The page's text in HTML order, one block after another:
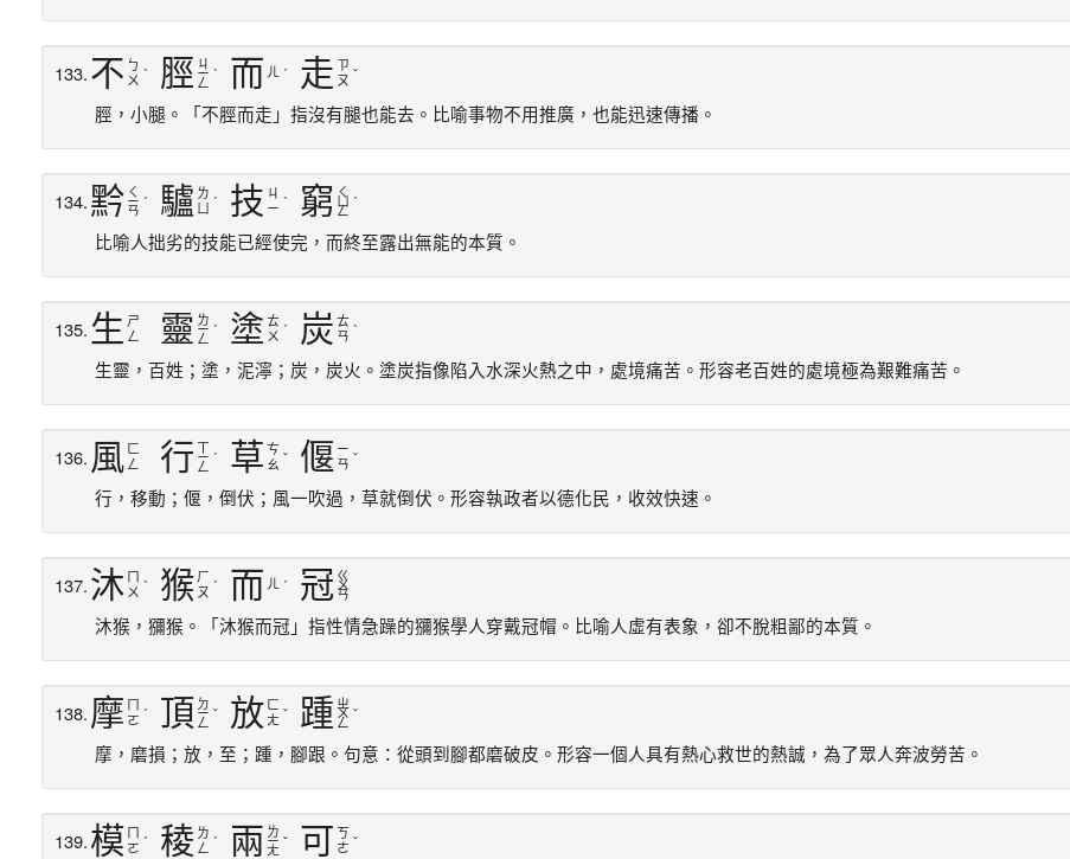
133.不 ㄅ
ㄨ ˋ 脛 ㄐ
ㄧ
ㄥ
ˋ 而 ㄦ ˊ 走
ㄗ
ㄡ ˇ
脛，小腿。「不脛而走」指沒有腿也能去。比喻事物不用推廣，也能迅速傳播。
134.黔 ㄑ
ㄧ
ㄢ
ˊ 驢 ㄌ
ˊ 技 ㄐ
ㄧ ˋ 窮 ㄑ
ㄩ
ㄥ
ˊ
比喻人拙劣的技能已經使完，而終至露出無能的本質。
135.生 ㄕ
ㄥ
靈 ㄌ
ㄧ
ㄥ
ˊ 塗 ㄊ
ㄨ ˊ 炭 ㄊ
ㄢ ˋ
生靈，百姓；塗，泥濘；炭，炭火。塗炭指像陷入水深火熱之中，處境痛苦。形容老百姓的處境極為艱難痛苦。
136. 風 ㄈ
ㄥ
行 ㄧ
ㄥ
ˊ 草 ㄘ
ㄠ ˇ 偃 ㄧ
ㄢ ˇ
行，移動；偃，倒伏；風一吹過，草就倒伏。形容執政者以德化民，收效快速。
137.沐 ㄨ ˋ 猴 ㄏ
ㄡ ˊ 而 ㄦ ˊ 冠 ㄍ
ㄨ
ㄢ
沐猴，獼猴。「沐猴而冠」指性情急躁的獼猴學人穿戴冠帽。比喻人虛有表象，卻不脫粗鄙的本質。
138. 摩 ㄛ ˊ 頂 ㄉ
ㄧ
ㄥ
ˇ 放 ㄈ
ㄤ ˇ 踵 ㄓ
ㄨ
ㄥ
ˇ
摩，磨損；放，至；踵，腳跟。句意：從頭到腳都磨破皮。形容一個人具有熱心救世的熱誠，為了眾人奔波勞苦。
139.模 ㄛ ˊ 稜 ㄌ
ㄥ
ˊ 兩 ㄌ
ㄧ
ㄤ
ˇ 可 ㄎ
ㄜ ˇ